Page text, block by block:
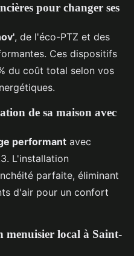
pour changer ses
, de l'éco-PTZ et des
Ces dispositifs
du coût total selon vos
de sa maison avec
performant avec
L'installation
parfaite, éliminant
d'air pour un confort
local à Saint-